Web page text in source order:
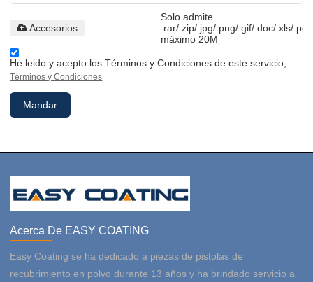
Solo admite
.rar/.zip/.jpg/.png/.gif/.doc/.xls/.pdf,
máximo 20M
Accesorios
He leido y acepto los Términos y Condiciones de este servicio,
Términos y Condiciones
Mandar
Acerca De EASY COATING
Easy Coating se ha dedicado a piezas de pistolas de
recubrimiento en polvo durante 13 años y ha brindado servicio a